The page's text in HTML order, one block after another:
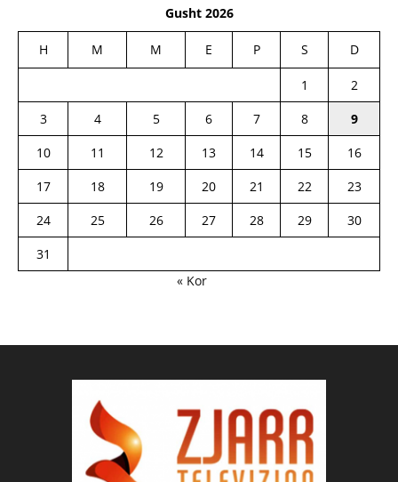
Gusht 2026
H M M E P S D
1
2
3
4 5 6 7 8
9
10
11 12 13 14 15
16
17
18 19 20 21 22
23
24
25 26 27 28 29
30
31
« Kor